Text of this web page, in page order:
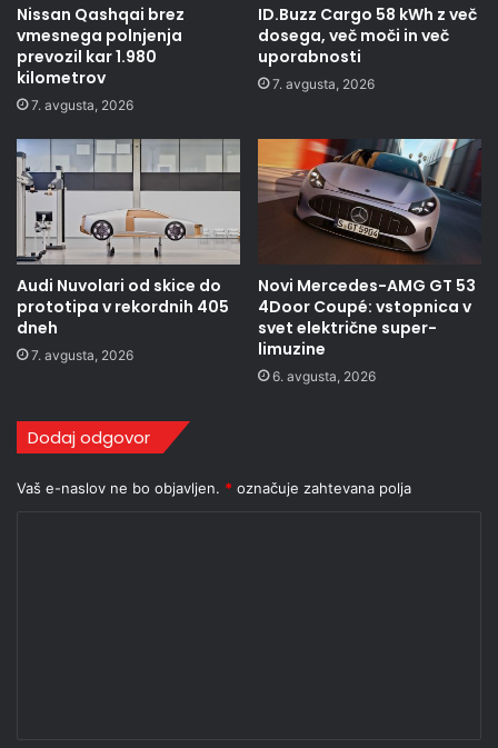
Nissan Qashqai brez
vmesnega polnjenja
prevozil kar 1.980
kilometrov
7. avgusta, 2026
ID.Buzz Cargo 58 kWh z več
dosega, več moči in več
uporabnosti
7. avgusta, 2026
Audi Nuvolari od skice do
prototipa v rekordnih 405
dneh
7. avgusta, 2026
Novi Mercedes-AMG GT 53
4Door Coupé: vstopnica v
svet električne super-
limuzine
6. avgusta, 2026
Dodaj odgovor
Vaš e-naslov ne bo objavljen. * označuje zahtevana polja